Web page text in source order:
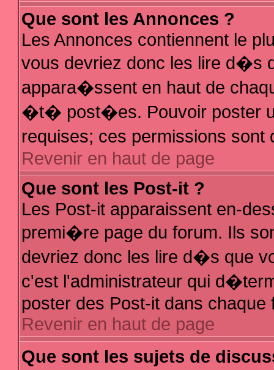
Que sont les Annonces ?
Les Annonces contiennent le
vous devriez donc les lire d�s
appara�ssent en haut de
�t� post�es. Pouvoir poster
requises; ces permissions
Revenir en haut de page
Que sont les Post-it ?
Les Post-it apparaissent en-
premi�re page du forum. Ils
devriez donc les lire d�s que
c'est l'administrateur qui
poster des Post-it dans chaque
Revenir en haut de page
Que sont les sujets de